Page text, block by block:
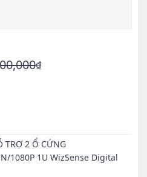
₫
TRỢ 2 Ổ CỨNG
1080P 1U WizSense Digital